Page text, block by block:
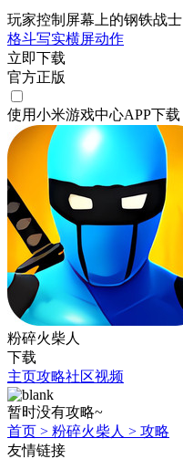
玩家控制屏幕上的钢铁战士
格斗写实横屏动作
立即下载
官方正版
使用小米游戏中心APP下载
粉碎火柴人
下载
主页攻略社区视频
暂时没有攻略~
首页 > 粉碎火柴人 > 攻略
友情链接